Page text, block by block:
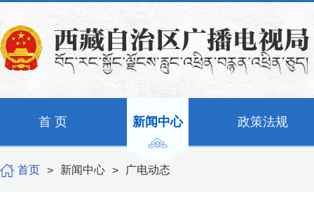
首 页 新闻中心 政策法规
首页 > 新闻中心 > 广电动态